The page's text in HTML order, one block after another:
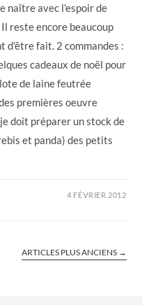
naître avec l'espoir de
reste encore beaucoup
d'être fait. 2 commandes :
cadeaux de noël pour
de laine feutrée
premières oeuvre
doit préparer un stock de
et panda) des petits
4 FÉVRIER 2012
ARTICLES PLUS ANCIENS →